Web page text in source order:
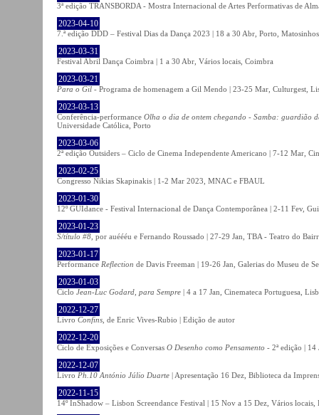
3ª edição TRANSBORDA - Mostra Internacional de Artes Performativas de
2023-04-10
7.ª edição DDD – Festival Dias da Dança 2023 | 18 a 30 Abr, Porto,
2023-03-31
Festival Abril Dança Coimbra | 1 a 30 Abr, Vários locais, Coimbra
2023-03-21
Para o Gil - Programa de homenagem a Gil Mendo | 23-25 Mar, Culturgest,
2023-03-13
Conferência-performance Olha o dia de ontem chegando - Samba: guardião
Universidade Católica, Porto
2023-03-06
2ª edição Outsiders – Ciclo de Cinema Independente Americano | 7-12 Mar,
2023-02-25
Congresso Nikias Skapinakis | 1-2 Mar 2023, MNAC e FBAUL
2023-01-30
12º GUIdance - Festival Internacional de Dança Contemporânea | 2-11 Fev,
2023-01-23
S/título #8 , por auéééu e Fernando Roussado | 27-29 Jan, TBA - Teatro do
2023-01-17
Performance Reflection de Davis Freeman | 19-26 Jan, Galerias do Museu de
2023-01-03
Ciclo Jean-Luc Godard, para Sempre | 4 a 17 Jan, Cinemateca Portuguesa,
2022-12-27
Livro Confins , de Enric Vives-Rubio | Edição de autor
2022-12-20
Ciclo de Exposições e Conversas O Desenho como Pensamento - 2ª edição |
2022-12-07
Livro Ph.10 António Júlio Duarte | Apresentação 16 Dez, Biblioteca da
2022-11-15
14º InShadow – Lisbon Screendance Festival | 15 Nov a 15 Dez, Vários locais,